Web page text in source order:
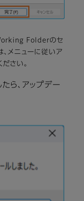
Folderのセ
、メニューに従いア
さい。
ら、アップデー